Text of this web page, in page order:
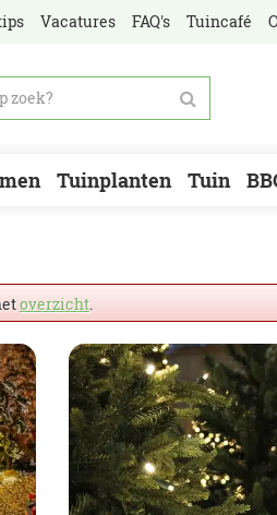
Vacatures FAQ's Tuincafé
Tuinplanten Tuin
overzicht.